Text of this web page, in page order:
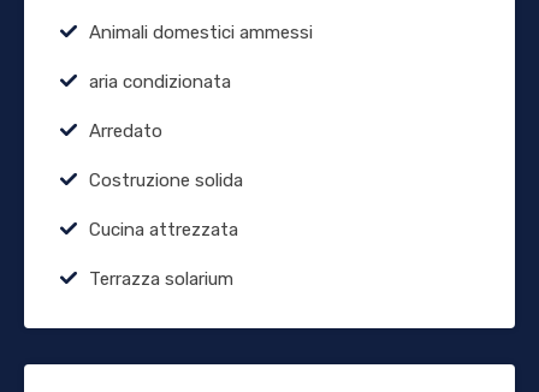
Animali domestici ammessi
aria condizionata
Arredato
Costruzione solida
Cucina attrezzata
Terrazza solarium